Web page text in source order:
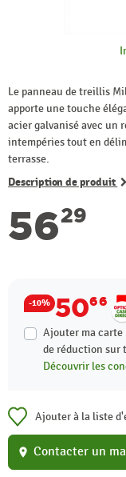
Le panneau de treillis
apporte une touche
acier galvanisé avec un
intempéries tout en
terrasse.
Description de produit
5629
-10% 5066
Ajouter ma carte
de réduction sur
Découvrir les
Ajouter à la liste
location_on Contacter un